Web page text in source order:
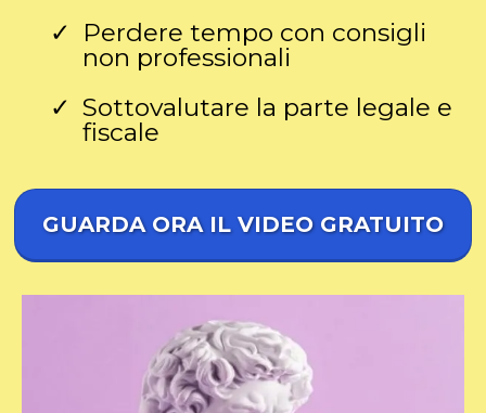
Perdere tempo con consigli
non professionali
Sottovalutare la parte legale e
fiscale
GUARDA ORA IL VIDEO GRATUITO